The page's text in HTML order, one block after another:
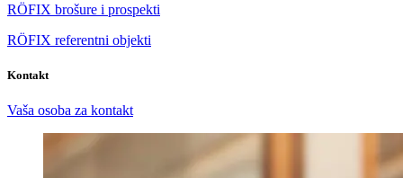
RÖFIX brošure i prospekti
RÖFIX referentni objekti
Kontakt
Vaša osoba za kontakt